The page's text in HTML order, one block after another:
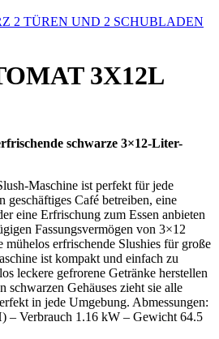
2 TÜREN UND 2 SCHUBLADEN
3X12L
schwarze 3×12-Liter-
Maschine ist perfekt für jede
geschäftiges Café betreiben, eine
eine Erfrischung zum Essen anbieten
Fassungsvermögen von 3×12
erfrischende Slushies für große
ist kompakt und einfach zu
leckere gefrorene Getränke herstellen
schwarzen Gehäuses zieht sie alle
in jede Umgebung. Abmessungen:
– Verbrauch 1.16 kW – Gewicht 64.5